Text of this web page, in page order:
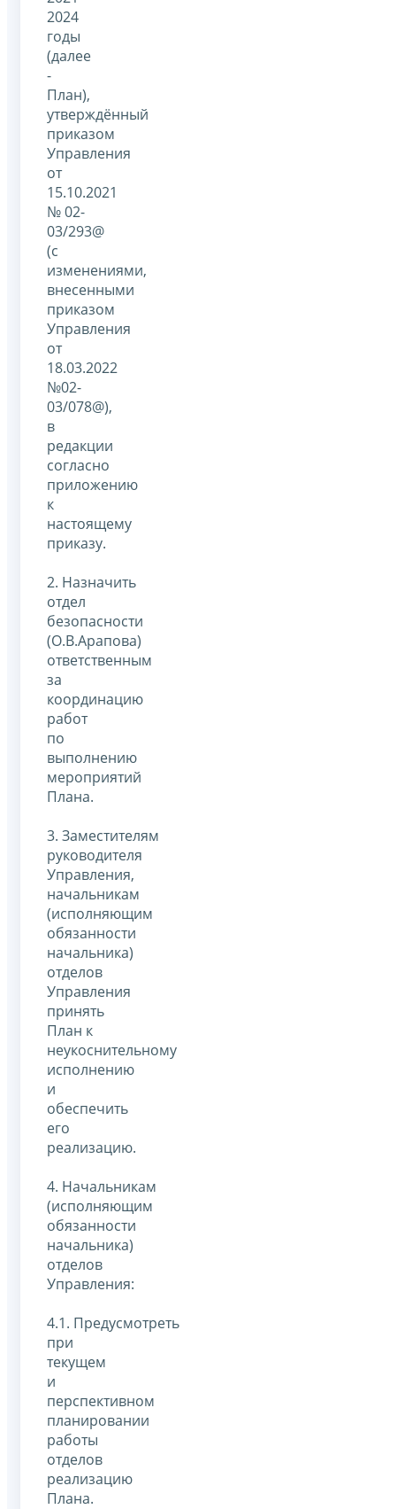
2024
годы
(далее
-
План),
утверждённый
приказом
Управления
от
15.10.2021
№ 02-
03/293@
(с
изменениями,
внесенными
приказом
Управления
от
18.03.2022
№02-
03/078@),
в
редакции
согласно
приложению
к
настоящему
приказу.
2. Назначить
отдел
безопасности
(О.В.Арапова)
ответственным
за
координацию
работ
по
выполнению
мероприятий
Плана.
3. Заместителям
руководителя
Управления,
начальникам
(исполняющим
обязанности
начальника)
отделов
Управления
принять
План к
неукоснительному
исполнению
и
обеспечить
его
реализацию.
4. Начальникам
(исполняющим
обязанности
начальника)
отделов
Управления:
4.1. Предусмотреть
при
текущем
и
перспективном
планировании
работы
отделов
реализацию
Плана.